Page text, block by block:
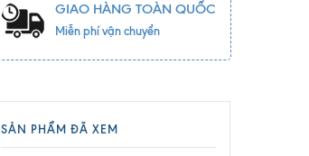
GIAO HÀNG TOÀN QUỐC
Miễn phí vận chuyển
SẢN PHẨM ĐÃ XEM